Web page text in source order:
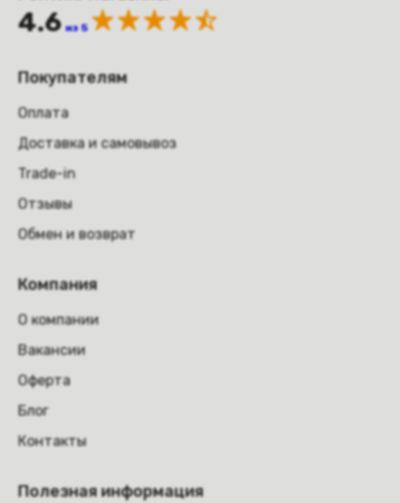
4.6 из 5
Покупателям
Оплата
Доставка и самовывоз
Trade-in
Отзывы
Обмен и возврат
Компания
О компании
Вакансии
Оферта
Блог
Контакты
Полезная информация